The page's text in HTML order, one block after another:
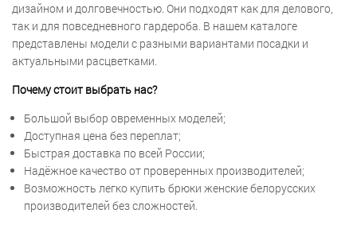
дизайном и долговечностью. Они подходят как для делового,
так и для повседневного гардероба. В нашем каталоге
представлены модели с разными вариантами посадки и
актуальными расцветками.
Почему стоит выбрать нас?
Большой выбор овременных моделей;
Доступная цена без переплат;
Быстрая доставка по всей России;
Надёжное качество от проверенных производителей;
Возможность легко купить брюки женские белорусских
производителей без сложностей.